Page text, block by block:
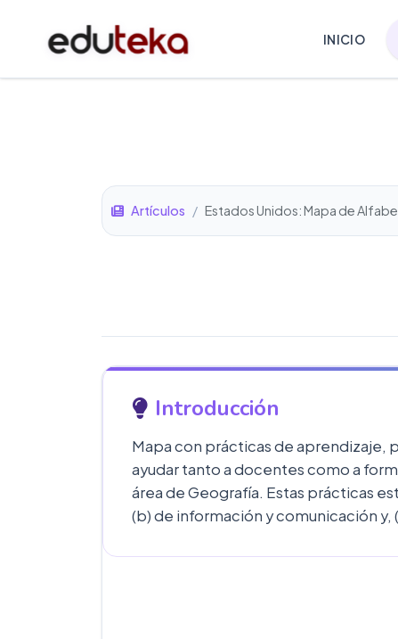
INICIO
Artículos / Estados Unidos: Mapa de
Introducción
Mapa con prácticas de aprendizaje,
ayudar tanto a docentes como a
área de Geografía. Estas prácticas
(b) de información y comunicación